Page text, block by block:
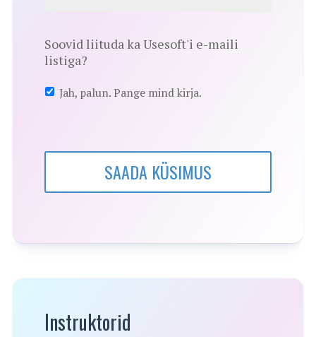
Soovid liituda ka Usesoft'i e-maili
listiga?
Jah, palun. Pange mind kirja.
SAADA KÜSIMUS
Instruktorid